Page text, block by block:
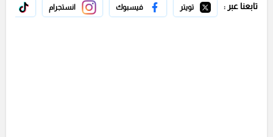
تابعنا عبر : تويتر فيسبوك انستجرام